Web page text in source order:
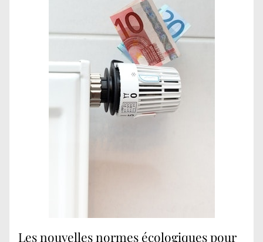
Les nouvelles normes écologiques pour